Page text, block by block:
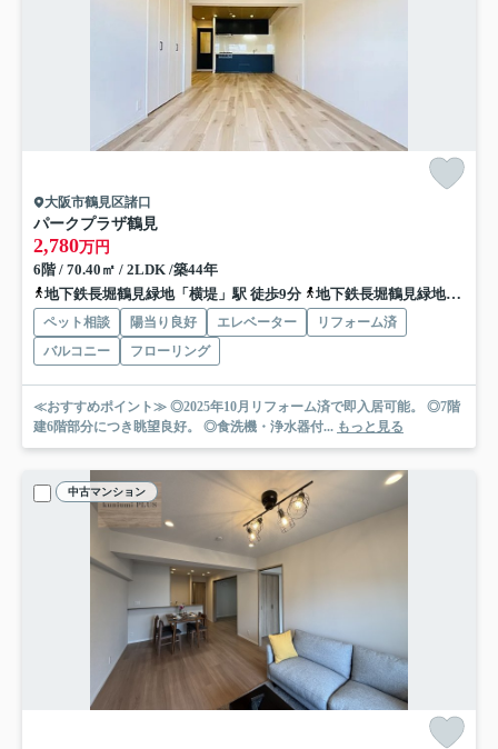
大阪市鶴見区諸口
パークプラザ鶴見
2,780万円
6階 / 70.40㎡ / 2LDK /築44年
地下鉄長堀鶴見緑地「横堤」駅 徒歩9分
地下鉄長堀鶴見緑地「鶴見緑地」駅 徒歩11分
ペット相談 陽当り良好 エレベーター
リフォーム済
バルコニー
フローリング
≪おすすめポイント≫ ◎2025年10月リフォーム済で即入居可能。 ◎7階
建6階部分につき眺望良好。 ◎食洗機・浄水器付... もっと見る
中古マンション